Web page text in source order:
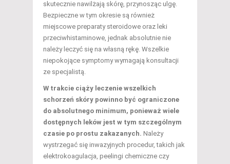
skutecznie nawilżają skórę, przynosząc ulgę.
Bezpieczne w tym okresie są również
miejscowe preparaty steroidowe oraz leki
przeciwhistaminowe, jednak absolutnie nie
należy leczyć się na własną rękę. Wszelkie
niepokojące symptomy wymagają konsultacji
ze specjalistą.
W trakcie ciąży leczenie wszelkich
schorzeń skóry powinno być ograniczone
do absolutnego minimum, ponieważ wiele
dostępnych leków jest w tym szczególnym
czasie po prostu zakazanych. Należy
wystrzegać się inwazyjnych procedur, takich jak
elektrokoagulacja, peelingi chemiczne czy